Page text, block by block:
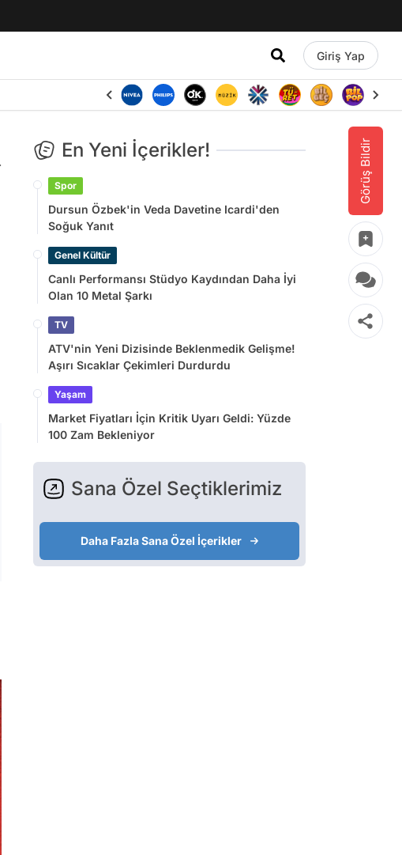
Giriş Yap
Görüş Bildir
En Yeni İçerikler!
Spor
Dursun Özbek'in Veda Davetine Icardi'den
Soğuk Yanıt
Genel Kültür
Canlı Performansı Stüdyo Kaydından Daha İyi
Olan 10 Metal Şarkı
TV
ATV'nin Yeni Dizisinde Beklenmedik Gelişme!
Aşırı Sıcaklar Çekimleri Durdurdu
Yaşam
Market Fiyatları İçin Kritik Uyarı Geldi: Yüzde
100 Zam Bekleniyor
Sana Özel Seçtiklerimiz
Daha Fazla Sana Özel İçerikler